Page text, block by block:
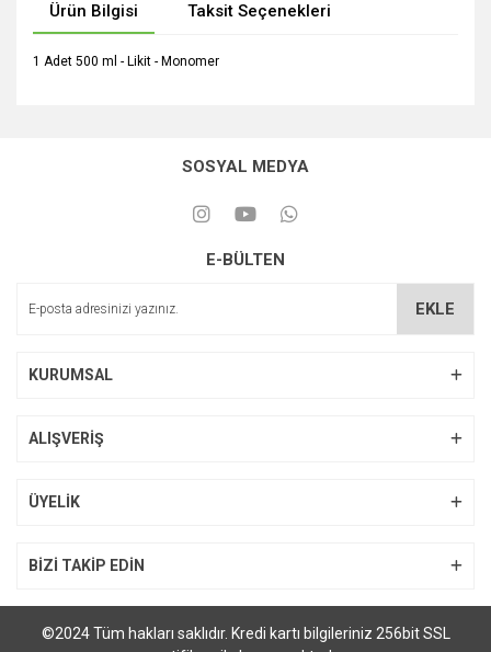
Ürün Bilgisi Taksit Seçenekleri
1 Adet 500 ml - Likit - Monomer
SOSYAL MEDYA
E-BÜLTEN
EKLE
KURUMSAL
ALIŞVERİŞ
ÜYELİK
BİZİ TAKİP EDİN
©2024 Tüm hakları saklıdır. Kredi kartı bilgileriniz 256bit SSL